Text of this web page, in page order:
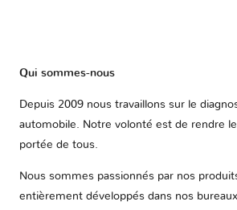
Qui sommes-nous
Depuis 2009 nous travaillons sur le
automobile. Notre volonté est de rendre
portée de tous.
Nous sommes passionnés par nos
entièrement développés dans nos